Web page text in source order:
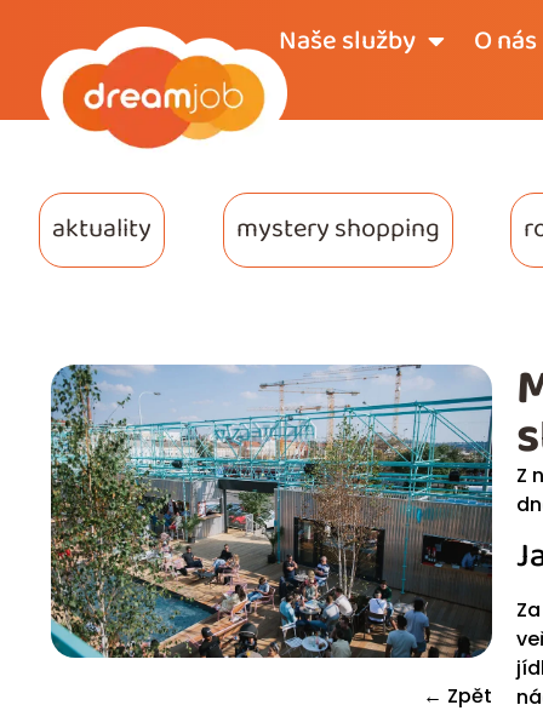
Naše služby O nás
aktuality mystery shopping
← Zpět
Z